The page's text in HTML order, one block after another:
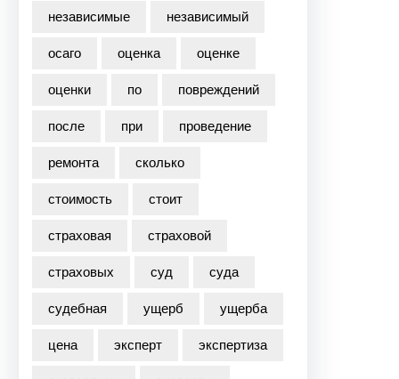
независимые
независимый
осаго
оценка
оценке
оценки
по
повреждений
после
при
проведение
ремонта
сколько
стоимость
стоит
страховая
страховой
страховых
суд
суда
судебная
ущерб
ущерба
цена
эксперт
экспертиза